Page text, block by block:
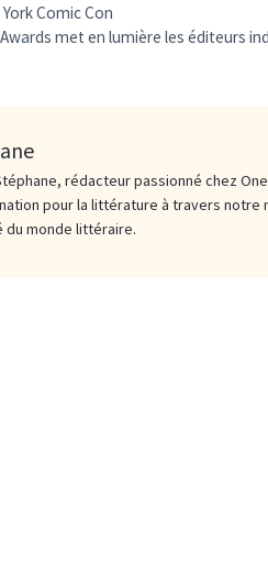
Comic Con
met en lumière les éditeurs
rédacteur passionné chez
pour la littérature à travers notre
du monde littéraire.